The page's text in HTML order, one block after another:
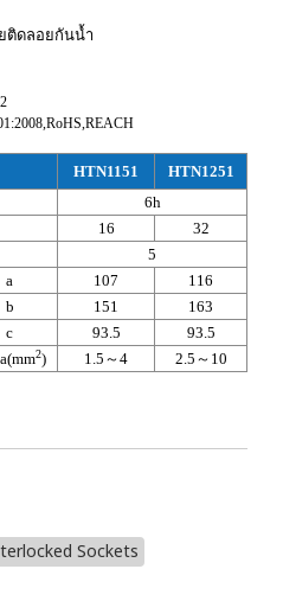
ยติดลอยกันน้ำ
HTN1151
HTN1251
6h
16
32
5
a 107
116
b
151
163
c
93.5
93.5
2) 1.5～4 2.5～10
Sockets